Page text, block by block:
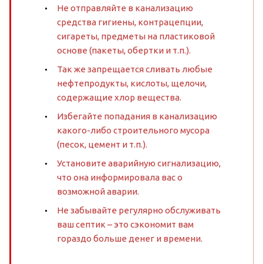
Не отправляйте в канализацию
средства гигиены, контрацепции,
сигареты, предметы на пластиковой
основе (пакеты, обертки и т.п.).
Так же запрещается сливать любые
нефтепродукты, кислоты, щелочи,
содержащие хлор вещества.
Избегайте попадания в канализацию
какого-либо строительного мусора
(песок, цемент и т.п.).
Установите аварийную сигнализацию,
что она информировала вас о
возможной аварии.
Не забывайте регулярно обслуживать
ваш септик – это сэкономит вам
гораздо больше денег и времени.